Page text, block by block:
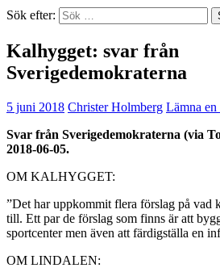
Sök efter:
Kalhygget: svar från
Sverigedemokraterna
5 juni 2018 Christer Holmberg Lämna
Svar från Sverigedemokraterna (via
2018-06-05.
OM KALHYGGET:
”Det har uppkommit flera förslag på vad
till. Ett par de förslag som finns är att
sportcenter men även att färdigställa en
OM LINDALEN: